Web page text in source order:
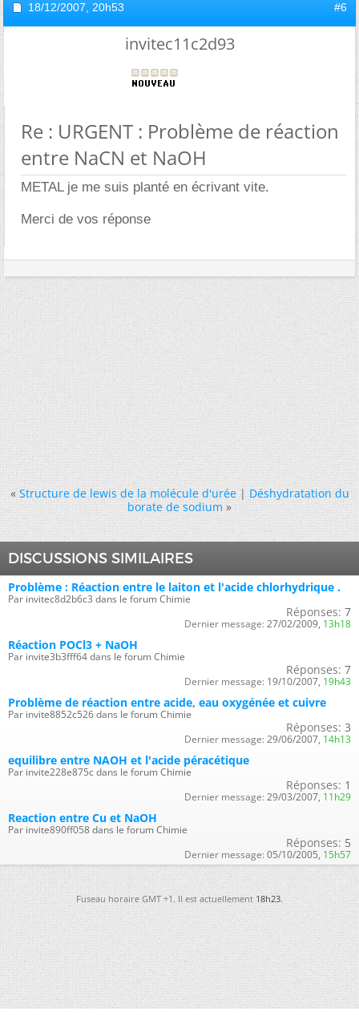
18/12/2007, 20h53 #6
invitec11c2d93
Re : URGENT : Problème de réaction
entre NaCN et NaOH
METAL je me suis planté en écrivant vite.
Merci de vos réponse
« Structure de lewis de la molécule d'urée|Déshydratation du
borate de sodium »
DISCUSSIONS SIMILAIRES
Problème : Réaction entre le laiton et l'acide chlorhydrique .
Par invitec8d2b6c3 dans le forum Chimie
Réponses: 7
Dernier message: 27/02/2009, 13h18
Réaction POCl3 + NaOH
Par invite3b3fff64 dans le forum Chimie
Réponses: 7
Dernier message: 19/10/2007, 19h43
Problème de réaction entre acide, eau oxygénée et cuivre
Par invite8852c526 dans le forum Chimie
Réponses: 3
Dernier message: 29/06/2007, 14h13
equilibre entre NAOH et l'acide péracétique
Par invite228e875c dans le forum Chimie
Réponses: 1
Dernier message: 29/03/2007, 11h29
Reaction entre Cu et NaOH
Par invite890ff058 dans le forum Chimie
Réponses: 5
Dernier message: 05/10/2005, 15h57
Fuseau horaire GMT +1. Il est actuellement18h23.